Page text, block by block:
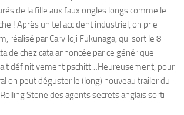
de la fille aux faux ongles longs comme le
! Après un tel accident industriel, on prie
réalisé par Cary Joji Fukunaga, qui sort le 8
de chez cata annoncée par ce générique
définitivement pschitt…Heureusement, pour
on peut déguster le (long) nouveau trailer du
Stone des agents secrets anglais sorti